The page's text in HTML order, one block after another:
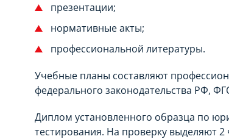
презентации;
нормативные акты;
профессиональной литературы.
Учебные планы составляют
федерального законодательства РФ,
Диплом установленного образца по
тестирования. На проверку выделяют